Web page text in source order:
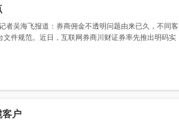
者吴海飞报道：券商佣金不透明问题由来已久，不同客
件规范。近日，互联网券商川财证券率先推出明码实
户